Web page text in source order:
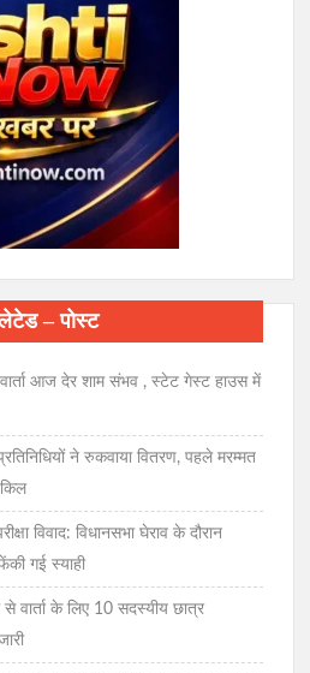
– पोस्ट
आज देर शाम संभव , स्टेट गेस्ट हाउस में
ने रुकवाया वितरण, पहले मरम्मत
विवाद: विधानसभा घेराव के दौरान
गई स्याही
वार्ता के लिए 10 सदस्यीय छात्र